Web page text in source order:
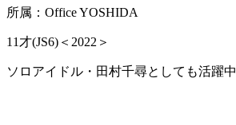
所属：Office YOSHIDA
11才(JS6)＜2022＞
ソロアイドル・田村千尋としても活躍中